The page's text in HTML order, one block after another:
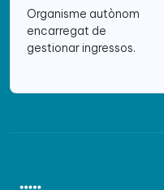
Organisme autònom
encarregat de
gestionar ingressos.